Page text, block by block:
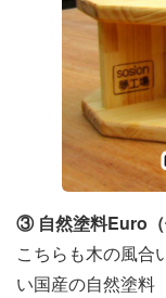
③ 自然塗料Euro（
こちらも木の風合
い国産の自然塗料